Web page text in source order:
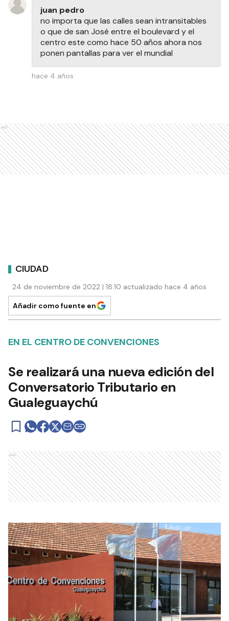
juan pedro
no importa que las calles sean intransitables
o que de san José entre el boulevard y el
centro este como hace 50 años ahora nos
ponen pantallas para ver el mundial
hace 4 años
Ads
CIUDAD
24 de noviembre de 2022 | 18:10 actualizado hace 4 años
Añadir como fuente en
EN EL CENTRO DE CONVENCIONES
Se realizará una nueva edición del
Conversatorio Tributario en
Gualeguaychú
Ads